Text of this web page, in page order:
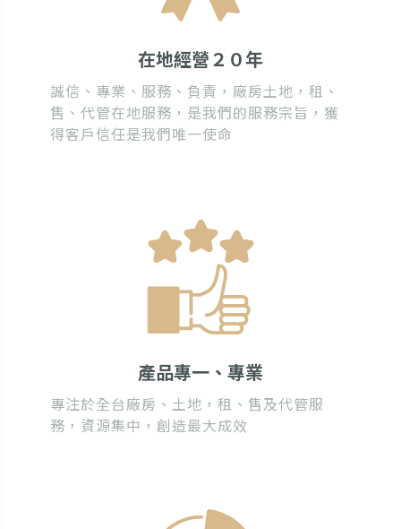
在地經營２０年
誠信、專業、服務、負責，廠房土地，租、
售、代管在地服務，是我們的服務宗旨，獲
得客戶信任是我們唯一使命
產品專一、專業
專注於全台廠房、土地，租、售及代管服
務，資源集中，創造最大成效